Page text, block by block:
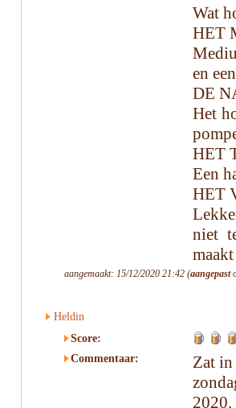
Wat
HET
en
DE
Het
HET
Een
HET
niet
aangemaakt: 15/12/2020 21:42 (aangepast
Heldin
Score:
Commentaar:
Zat
2020.